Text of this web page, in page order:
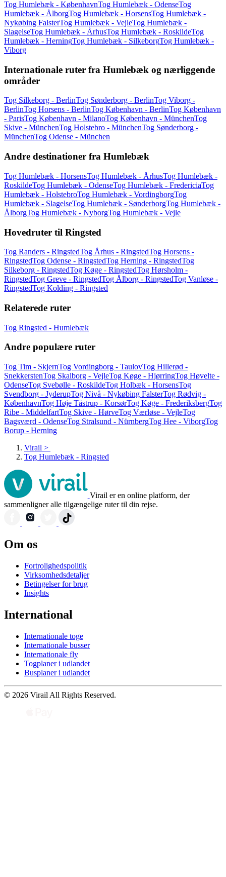
Tog Humlebæk - KøbenhavnTog Humlebæk - OdenseTog
Humlebæk - ÅlborgTog Humlebæk - HorsensTog Humlebæk -
Nykøbing FalsterTog Humlebæk - VejleTog Humlebæk -
SlagelseTog Humlebæk - ÅrhusTog Humlebæk - RoskildeTog
Humlebæk - HerningTog Humlebæk - SilkeborgTog Humlebæk -
Viborg
Internationale ruter fra Humlebæk og nærliggende
områder
Tog Silkeborg - BerlinTog Sønderborg - BerlinTog Viborg -
BerlinTog Horsens - BerlinTog København - BerlinTog København
- ParisTog København - MilanoTog København - MünchenTog
Skive - MünchenTog Holstebro - MünchenTog Sønderborg -
MünchenTog Odense - München
Andre destinationer fra Humlebæk
Tog Humlebæk - HorsensTog Humlebæk - ÅrhusTog Humlebæk -
RoskildeTog Humlebæk - OdenseTog Humlebæk - FredericiaTog
Humlebæk - HolstebroTog Humlebæk - VordingborgTog
Humlebæk - SlagelseTog Humlebæk - SønderborgTog Humlebæk -
ÅlborgTog Humlebæk - NyborgTog Humlebæk - Vejle
Hovedruter til Ringsted
Tog Randers - RingstedTog Århus - RingstedTog Horsens -
RingstedTog Odense - RingstedTog Herning - RingstedTog
Silkeborg - RingstedTog Køge - RingstedTog Hørsholm -
RingstedTog Greve - RingstedTog Ålborg - RingstedTog Vanløse -
RingstedTog Kolding - Ringsted
Relaterede ruter
Tog Ringsted - Humlebæk
Andre populære ruter
Tog Tim - SkjernTog Vordingborg - TaulovTog Hillerød -
SnekkerstenTog Skalborg - VejleTog Køge - HjørringTog Høvelte -
OdenseTog Svebølle - RoskildeTog Holbæk - HorsensTog
Svendborg - JyderupTog Nivå - Nykøbing FalsterTog Rødvig -
KøbenhavnTog Høje Tåstrup - KorsørTog Køge - FrederiksbergTog
Ribe - MiddelfartTog Skive - HørveTog Værløse - VejleTog
Bagsværd - OdenseTog Stralsund - NürnbergTog Hee - ViborgTog
Borup - Herning
Virail >
Tog Humlebæk - Ringsted
Virail er en online platform, der
sammenligner alle tilgængelige ruter til din rejse.
Om os
Fortrolighedspolitik
Virksomhedsdetaljer
Betingelser for brug
Insights
International
Internationale toge
Internationale busser
Internationale fly
Togplaner i udlandet
Busplaner i udlandet
© 2026 Virail All Rights Reserved.